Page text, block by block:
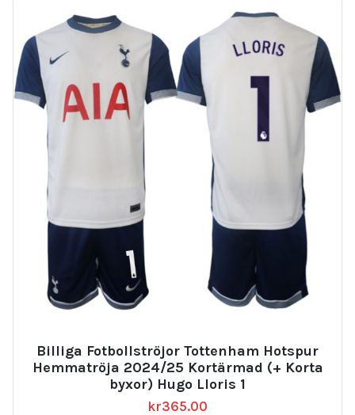
Billiga Fotbollströjor Tottenham Hotspur
Hemmatröja 2024/25 Kortärmad (+ Korta
byxor) Hugo Lloris 1
kr365.00